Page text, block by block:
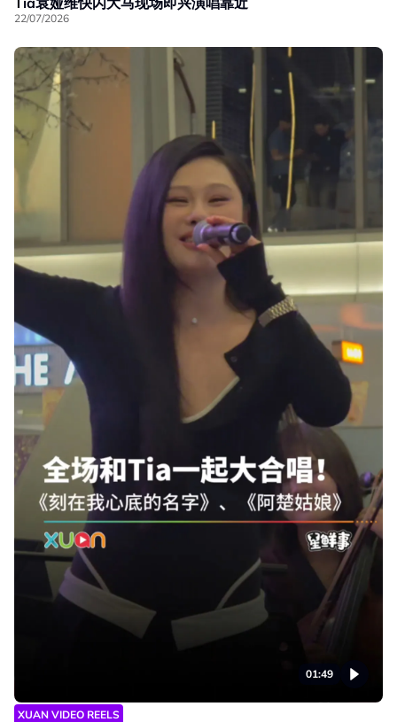
22/07/2026
01:49
XUAN VIDEO REELS